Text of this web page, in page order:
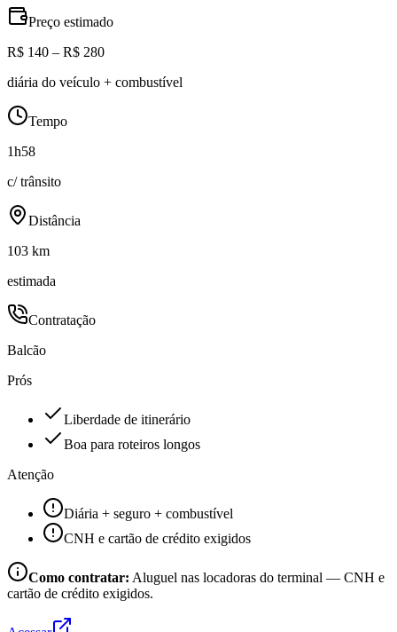
Preço estimado
R$ 140 – R$ 280
diária do veículo + combustível
Tempo
1h58
c/ trânsito
Distância
103 km
estimada
Contratação
Balcão
Prós
Liberdade de itinerário
Boa para roteiros longos
Atenção
Diária + seguro + combustível
CNH e cartão de crédito exigidos
Como contratar: Aluguel nas locadoras do terminal — CNH e
cartão de crédito exigidos.